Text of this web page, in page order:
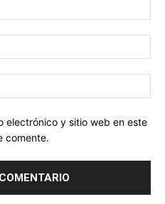
electrónico y sitio web en este
comente.